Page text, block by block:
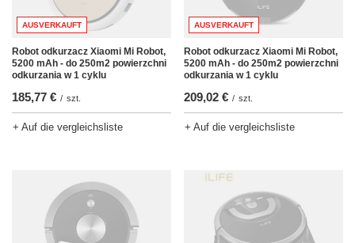
AUSVERKAUFT
Robot odkurzacz Xiaomi Mi Robot,
5200 mAh - do 250m2 powierzchni
odkurzania w 1 cyklu
185,77 € / szt.
+ Auf die vergleichsliste
AUSVERKAUFT
Robot odkurzacz Xiaomi Mi Robot,
5200 mAh - do 250m2 powierzchni
odkurzania w 1 cyklu
209,02 € / szt.
+ Auf die vergleichsliste